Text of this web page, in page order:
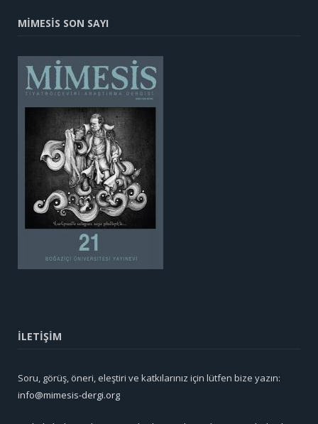
MİMESİS SON SAYI
İLETİŞİM
Soru, görüş, öneri, eleştiri ve katkılarınız için lütfen bize yazın:
info@mimesis-dergi.org